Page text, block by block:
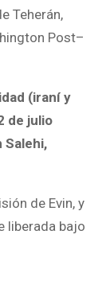
Teherán,
Post–
(iraní y
de julio
Salehi,
de Evin, y
liberada bajo